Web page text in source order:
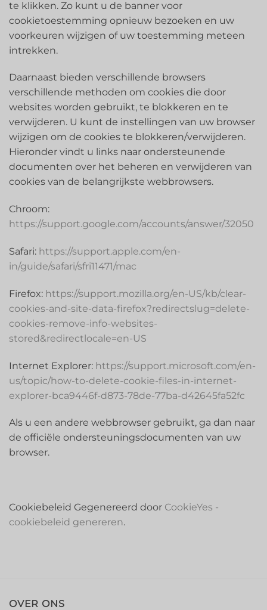
te klikken. Zo kunt u de banner voor
cookietoestemming opnieuw bezoeken en uw
voorkeuren wijzigen of uw toestemming meteen
intrekken.
Daarnaast bieden verschillende browsers
verschillende methoden om cookies die door
websites worden gebruikt, te blokkeren en te
verwijderen. U kunt de instellingen van uw browser
wijzigen om de cookies te blokkeren/verwijderen.
Hieronder vindt u links naar ondersteunende
documenten over het beheren en verwijderen van
cookies van de belangrijkste webbrowsers.
Chroom:
https://support.google.com/accounts/answer/32050
Safari: https://support.apple.com/en-
in/guide/safari/sfri11471/mac
Firefox: https://support.mozilla.org/en-US/kb/clear-
cookies-and-site-data-firefox?redirectslug=delete-
cookies-remove-info-websites-
stored&redirectlocale=en-US
Internet Explorer: https://support.microsoft.com/en-
us/topic/how-to-delete-cookie-files-in-internet-
explorer-bca9446f-d873-78de-77ba-d42645fa52fc
Als u een andere webbrowser gebruikt, ga dan naar
de officiële ondersteuningsdocumenten van uw
browser.
Cookiebeleid Gegenereerd door CookieYes -
cookiebeleid genereren.
OVER ONS